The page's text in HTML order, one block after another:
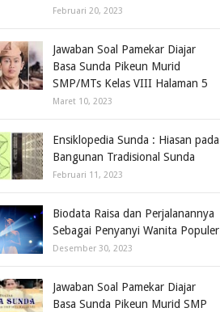
Februari 20, 2023
Jawaban Soal Pamekar Diajar
Basa Sunda Pikeun Murid
SMP/MTs Kelas VIII Halaman 5
Maret 10, 2023
Ensiklopedia Sunda : Hiasan pada
Bangunan Tradisional Sunda
Februari 11, 2023
Biodata Raisa dan Perjalanannya
Sebagai Penyanyi Wanita Populer
Desember 30, 2023
Jawaban Soal Pamekar Diajar
Basa Sunda Pikeun Murid SMP